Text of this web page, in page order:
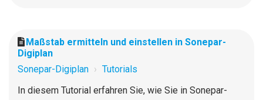
Maßstab ermitteln und einstellen in Sonepar-
Digiplan
Sonepar-Digiplan
Tutorials
In diesem Tutorial erfahren Sie, wie Sie in Sonepar-